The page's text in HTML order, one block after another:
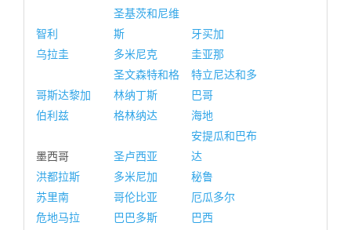
智利
圣基茨和尼维
斯
牙买加
乌拉圭
多米尼克 圭亚那
哥斯达黎加
圣文森特和格
林纳丁斯
特立尼达和多
巴哥
伯利兹
格林纳达 海地
墨西哥 圣卢西亚
安提瓜和巴布
达
洪都拉斯
多米尼加
秘鲁
苏里南
哥伦比亚
厄瓜多尔
危地马拉
巴巴多斯
巴西